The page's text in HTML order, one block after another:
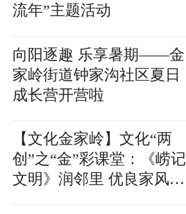
流年”主题活动
向阳逐趣 乐享暑期——金
家岭街道钟家沟社区夏日
成长营开营啦
【文化金家岭】文化“两
创”之“金”彩课堂：《崂记
文明》润邻里 优良家风暖